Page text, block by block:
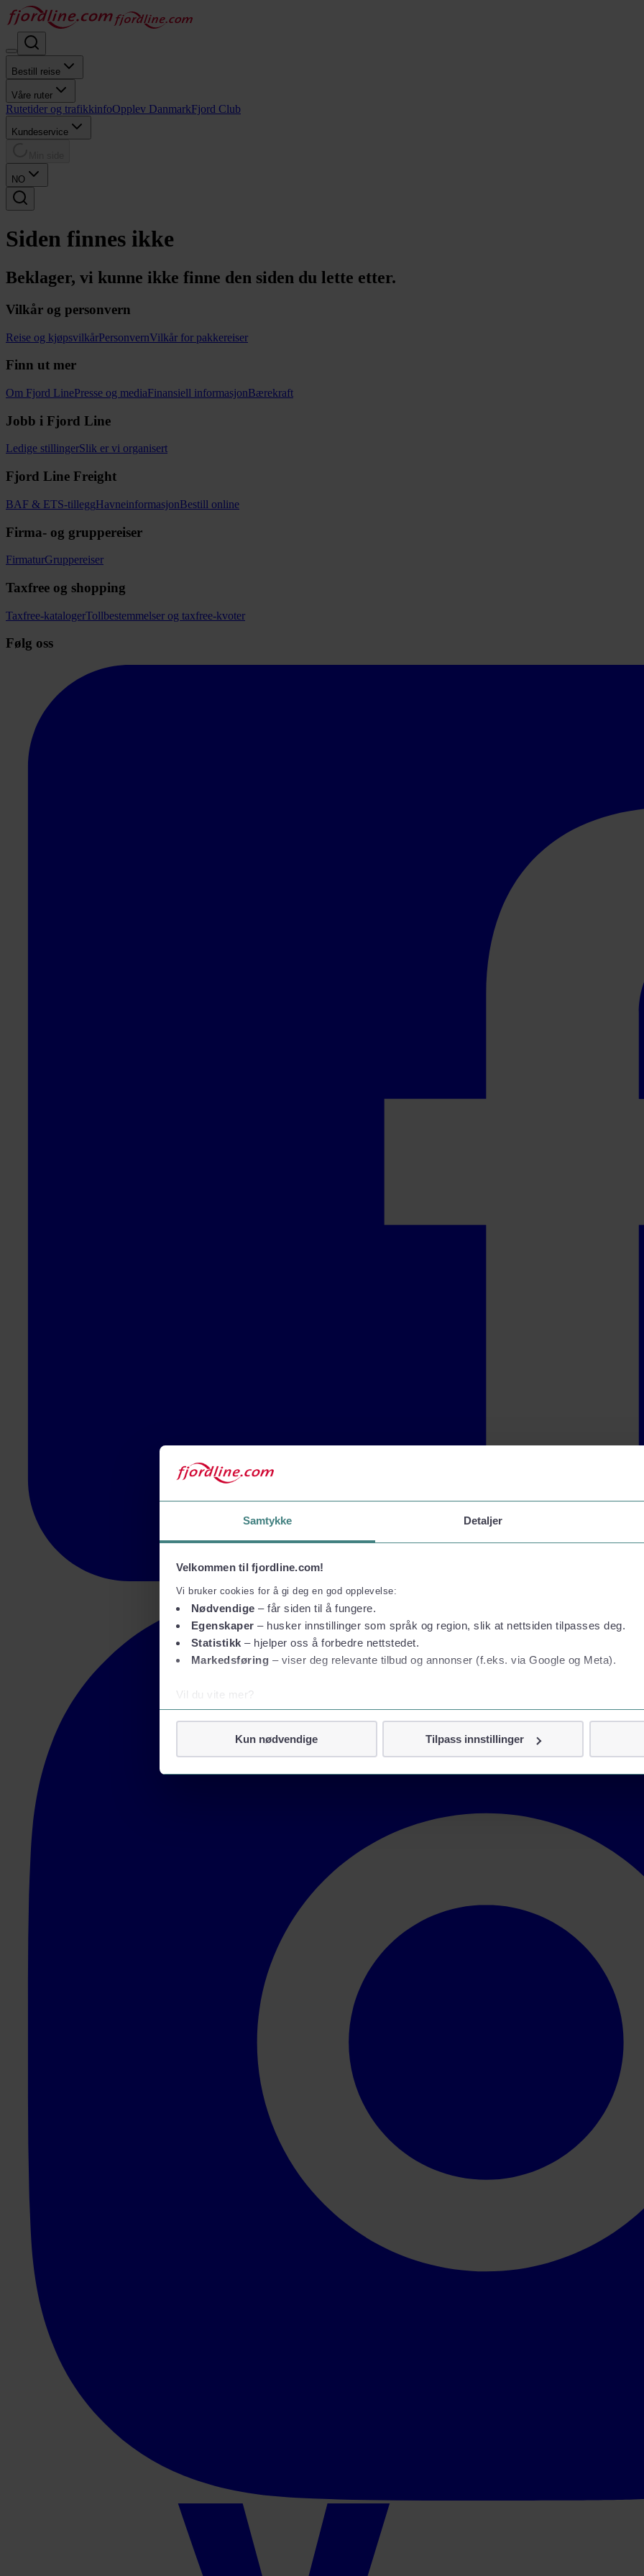
Samtykke Detaljer
Velkommen til fjordline.com!
Vi bruker cookies for å gi deg en god opplevelse:
Nødvendige – får siden til å fungere.
Egenskaper – husker innstillinger som språk og region, slik at nettsiden tilpasses deg.
Statistikk – hjelper oss å forbedre nettstedet.
Markedsføring – viser deg relevante tilbud og annonser (f.eks. via Google og Meta).
Vil du vite mer?
Om informasjonskapsler
Kun nødvendige Tilpass innstillinger
Bestill reise
Våre ruter
Rutetider og trafikkinfoOpplev DanmarkFjord Club
Kundeservice
NO
Siden finnes ikke
Beklager, vi kunne ikke finne den siden du lette etter.
Vilkår og personvern
Reise og kjøpsvilkårPersonvernVilkår for pakkereiser
Finn ut mer
Om Fjord LinePresse og mediaFinansiell informasjonBærekraft
Jobb i Fjord Line
Ledige stillingerSlik er vi organisert
Fjord Line Freight
BAF & ETS-tilleggHavneinformasjonBestill online
Firma- og gruppereiser
FirmaturGruppereiser
Taxfree og shopping
Taxfree-katalogerTollbestemmelser og taxfree-kvoter
Følg oss